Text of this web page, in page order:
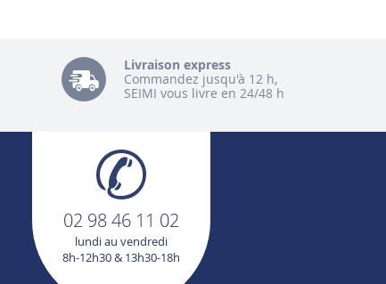
Livraison express
Commandez jusqu'à 12 h,
SEIMI vous livre en 24/48 h
02 98 46 11 02
lundi au vendredi
8h-12h30 & 13h30-18h